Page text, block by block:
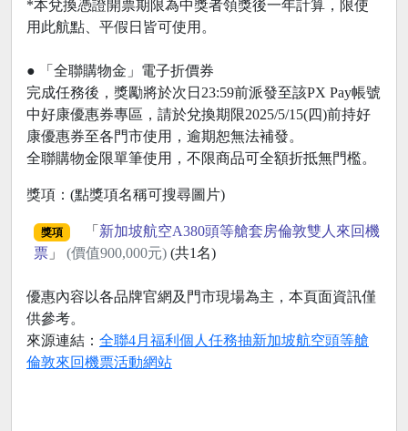
*本兌換憑證開票期限為中獎者領獎後一年計算，限使
用此航點、平假日皆可使用。
● 「全聯購物金」電子折價券
完成任務後，獎勵將於次日23:59前派發至該PX Pay帳號
中好康優惠券專區，請於兌換期限2025/5/15(四)前持好
康優惠券至各門市使用，逾期恕無法補發。
全聯購物金限單筆使用，不限商品可全額折抵無門檻。
獎項：(點獎項名稱可搜尋圖片)
獎項 「 新加坡航空A380頭等艙套房倫敦雙人來回機
票 」 (價值900,000元) (共1名)
優惠內容以各品牌官網及門市現場為主，本頁面資訊僅
供參考。
來源連結： 全聯4月福利個人任務抽新加坡航空頭等艙
倫敦來回機票活動網站